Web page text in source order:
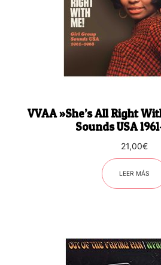
VVAA ‎»She’s All Right
Sounds USA
21,00€
LEER MÁS